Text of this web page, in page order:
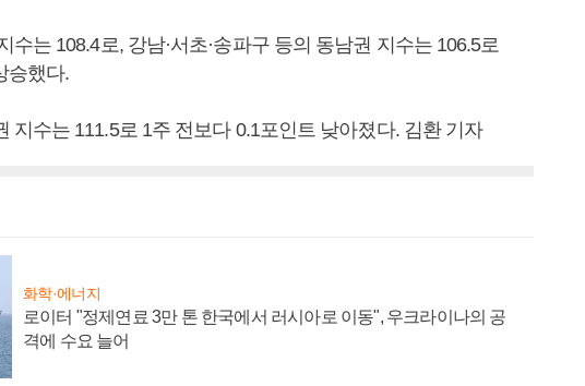
수는 108.4로, 강남·서초·송파구 등의 동남권 지수는 106.5로
승했다.
지수는 111.5로 1주 전보다 0.1포인트 낮아졌다. 김환 기자
화학·에너지
로이터 "정제연료 3만 톤 한국에서 러시아로 이동", 우크라이나의 공
격에 수요 늘어